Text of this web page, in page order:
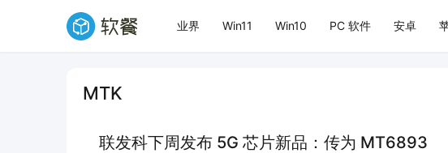
业界 Win11 Win10 PC 软件 安卓
MTK
联发科下周发布 5G 芯片新品：传为 MT6893